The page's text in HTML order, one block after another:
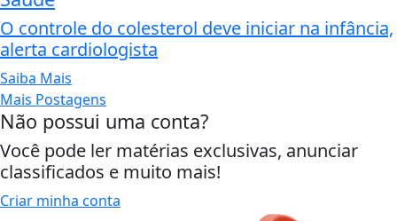
O controle do colesterol deve iniciar na infância,
alerta cardiologista
Saiba Mais
Mais Postagens
Não possui uma conta?
Você pode ler matérias exclusivas, anunciar
classificados e muito mais!
Criar minha conta